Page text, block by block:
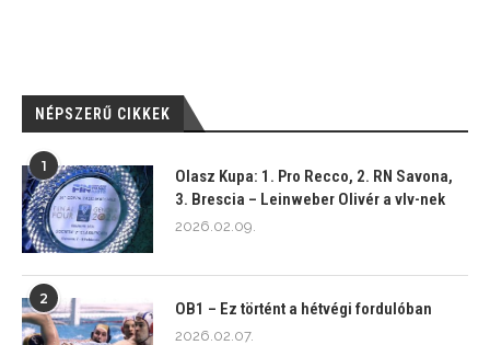
NÉPSZERŰ CIKKEK
1
Olasz Kupa: 1. Pro Recco, 2. RN Savona,
3. Brescia – Leinweber Olivér a vlv-nek
2026.02.09.
2
OB1 – Ez történt a hétvégi fordulóban
2026.02.07.